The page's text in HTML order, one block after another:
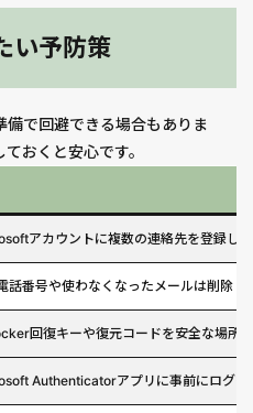
い予防策
で回避できる場合もありま
おくと安心です。
アカウントに複数の連絡先を登録し
話番号や使わなくなったメールは削除
回復キーや復元コードを安全な場所
Authenticatorアプリに事前にログイ